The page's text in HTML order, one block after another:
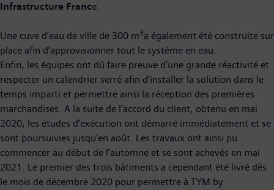
Infrastructure France.
Une cuve d’eau de ville de 300 m3a également été construite sur
place afin d’approvisionner tout le système en eau.
Enfin, les équipes ont dû faire preuve d’une grande réactivité et
respecter un calendrier serré afin d’installer la solution dans le
temps imparti et permettre ainsi la réception des premières
marchandises. A la suite de l’accord du client, obtenu en mai
2020, les études d’exécution ont démarré immédiatement et se
sont poursuivies jusqu’en août. Les travaux ont ainsi pu
commencer au début de l’automne et se sont achevés en mai
2021. Le premier des trois bâtiments a cependant été livré dès
le mois de décembre 2020 pour permettre à TYM by